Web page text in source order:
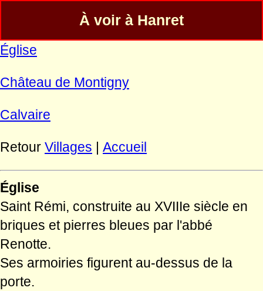
À voir à Hanret
Église
Château de Montigny
Calvaire
Retour Villages Accueil
Église
Saint Rémi, construite au XVIIIe siècle en
briques et pierres bleues par l'abbé
Renotte.
Ses armoiries figurent au-dessus de la
porte.